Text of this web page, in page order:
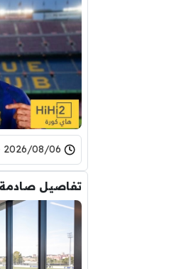
2026/08/06 - 17:17